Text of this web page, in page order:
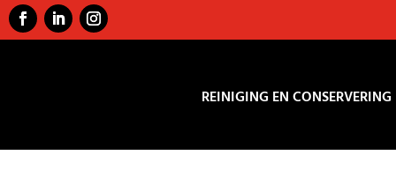
REINIGING EN CONSERVERING